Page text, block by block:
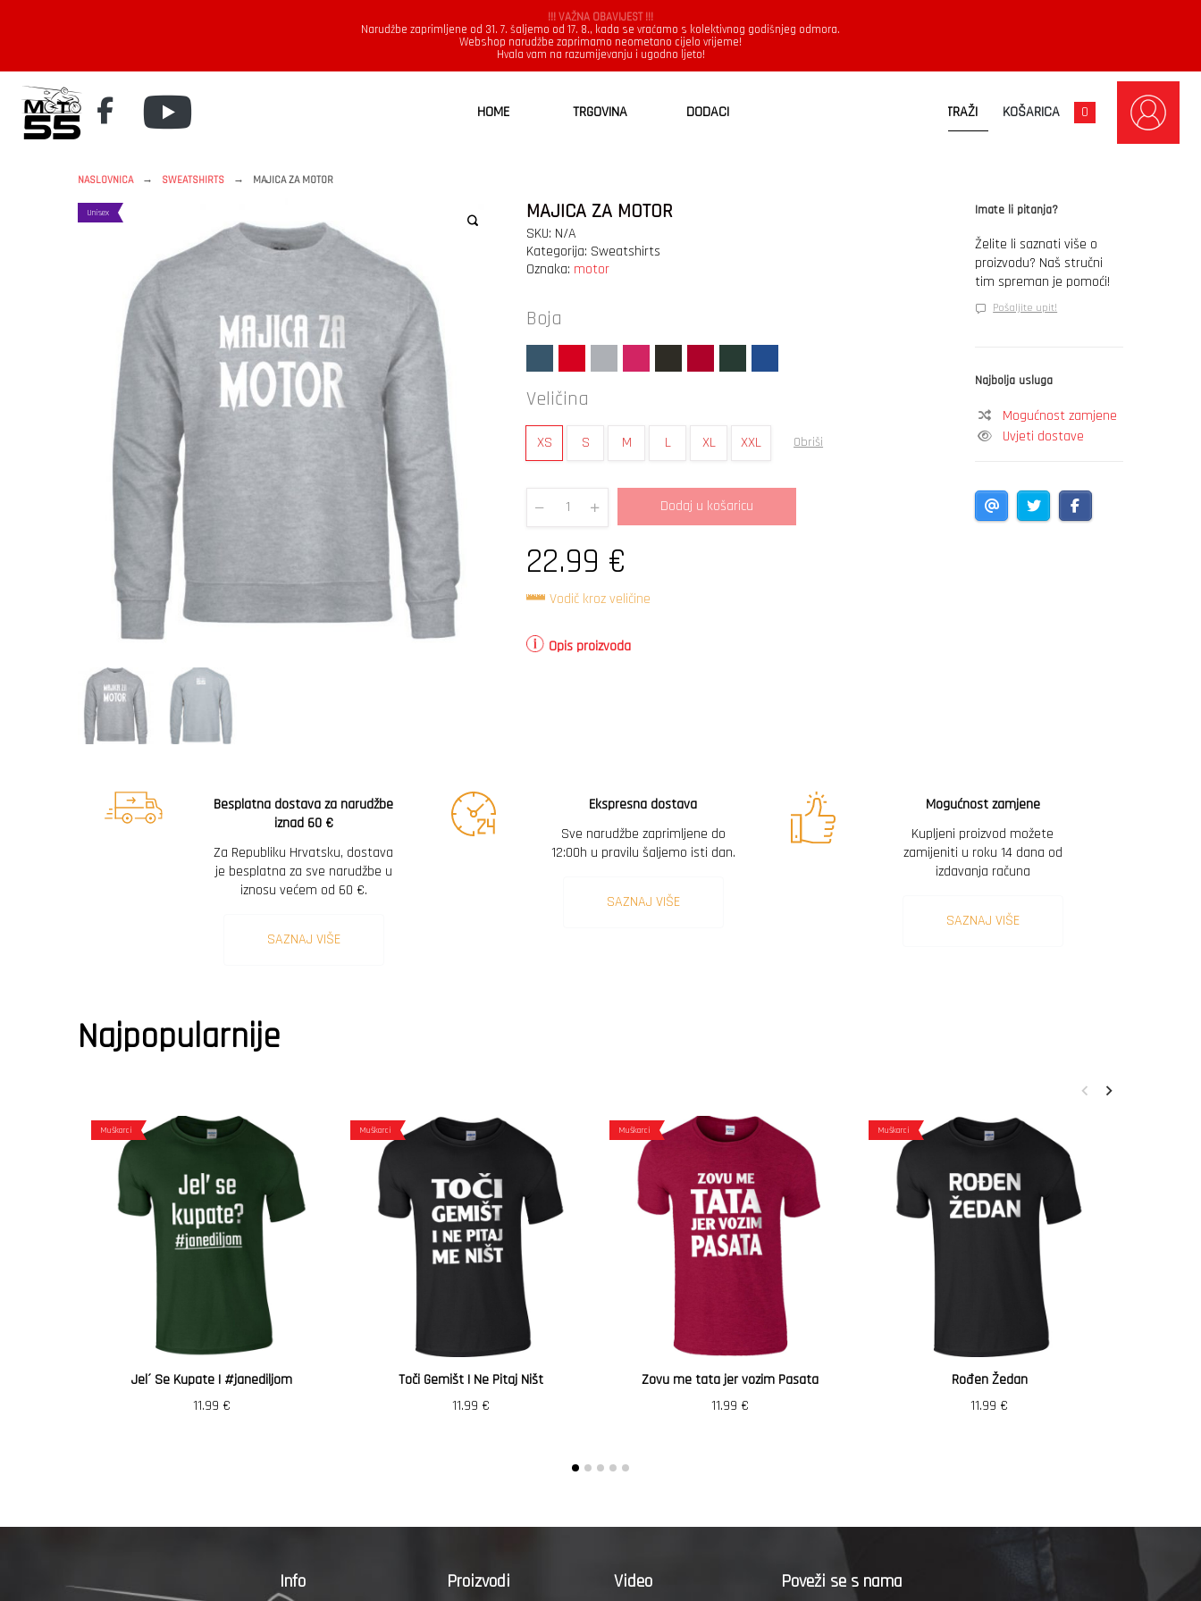
!!! VAŽNA OBAVIJEST !!!
Narudžbe zaprimljene od 31. 7. šaljemo od 17. 8., kada se vraćamo s kolektivnog godišnjeg odmora.
Webshop narudžbe zaprimamo neometano cijelo vrijeme!
Hvala vam na razumijevanju i ugodno ljeto!
HOME TRGOVINA DODACI KOŠARICA 0
NASLOVNICA → SWEATSHIRTS → MAJICA ZA MOTOR
Unisex MAJICA ZA MOTOR
SKU: N/A
Kategorija: Sweatshirts
Oznaka: motor
Boja
Veličina
XS S M L XL XXL Obriši
Quantity
Dodaj u košaricu
22.99 €
Vodič kroz veličine
Opis proizvoda
Imate li pitanja?
Želite li saznati više o
proizvodu? Naš stručni
tim spreman je pomoći!
Pošaljite upit!
Najbolja usluga
Mogućnost zamjene
Uvjeti dostave
Besplatna dostava za narudžbe
iznad 60 €
Za Republiku Hrvatsku, dostava
je besplatna za sve narudžbe u
iznosu većem od 60 €.
SAZNAJ VIŠE
Ekspresna dostava
Sve narudžbe zaprimljene do
12:00h u pravilu šaljemo isti dan.
SAZNAJ VIŠE
Mogućnost zamjene
Kupljeni proizvod možete
zamijeniti u roku 14 dana od
izdavanja računa
SAZNAJ VIŠE
Najpopularnije
Muškarci
Jel´ Se Kupate | #janediljom
11.99 €
Muškarci
Toči Gemišt I Ne Pitaj Ništ
11.99 €
Muškarci
Zovu me tata jer vozim Pasata
11.99 €
Muškarci
Rođen Žedan
11.99 €
Info Proizvodi Video Poveži se s nama